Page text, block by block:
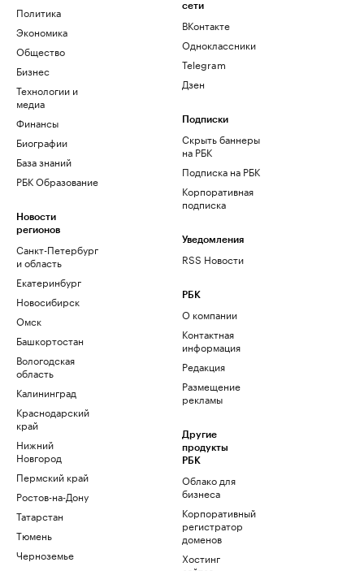
Политика
Экономика
Общество
Бизнес
Технологии и
медиа
Финансы
Биографии
База знаний
РБК Образование
Новости
регионов
Санкт-Петербург
и область
Екатеринбург
Новосибирск
Омск
Башкортостан
Вологодская
область
Калининград
Краснодарский
край
Нижний
Новгород
Пермский край
Ростов-на-Дону
Татарстан
Тюмень
Черноземье
сети
ВКонтакте
Одноклассники
Telegram
Дзен
Подписки
Скрыть баннеры
на РБК
Подписка на РБК
Корпоративная
подписка
Уведомления
RSS Новости
РБК
О компании
Контактная
информация
Редакция
Размещение
рекламы
Другие
продукты
РБК
Облако для
бизнеса
Корпоративный
регистратор
доменов
Хостинг